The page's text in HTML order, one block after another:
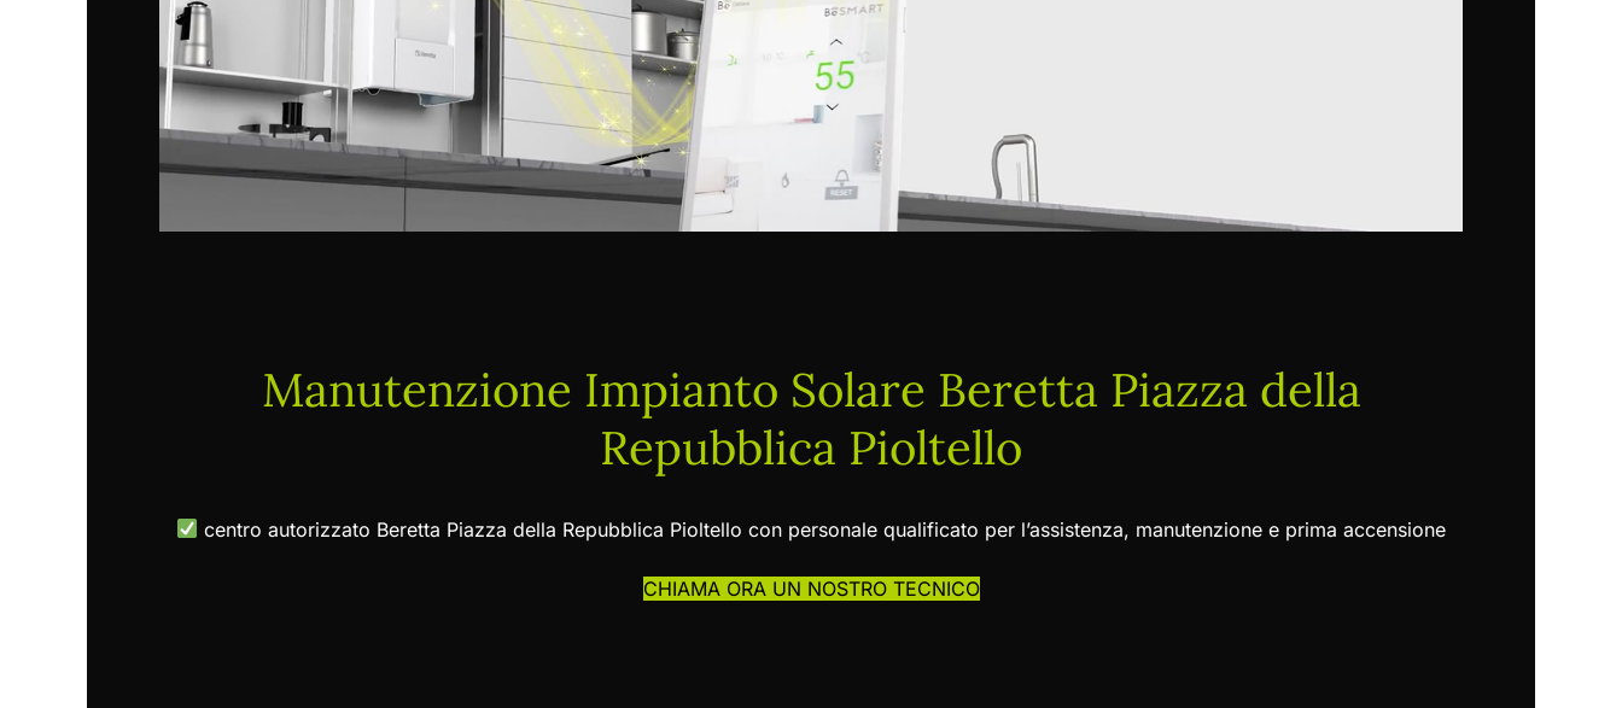
Manutenzione Impianto Solare Beretta Piazza della
Repubblica Pioltello
centro autorizzato Beretta Piazza della Repubblica Pioltello con personale qualificato per l’assistenza, manutenzione e prima accensione
CHIAMA ORA UN NOSTRO TECNICO